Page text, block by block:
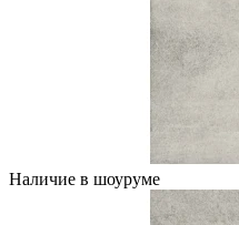
Наличие в шоуруме